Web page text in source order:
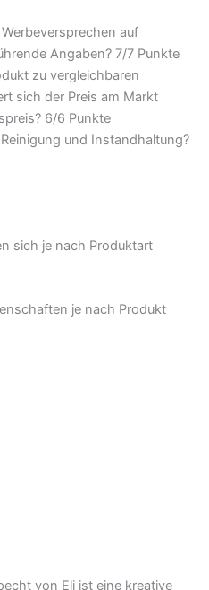
auf
Angaben? 7/7 Punkte
zu vergleichbaren
sich der Preis am Markt
6/6 Punkte
und Instandhaltung?
sich je nach Produktart
je nach Produkt
von Eli ist eine kreative